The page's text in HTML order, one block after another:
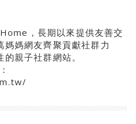
，長期以來提供友善交
媽網友齊聚貢獻社群力
親子社群網站。